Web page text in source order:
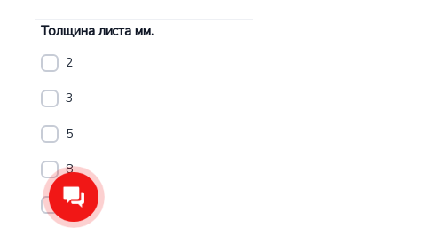
Толщина листа мм.
2
3
5
8
10